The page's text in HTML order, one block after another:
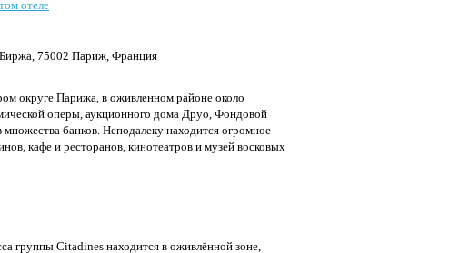
отеле
75002 Париж, Франция
округе Парижа, в оживленном районе около
оперы, аукционного дома Друо, Фондовой
банков. Неподалеку находится огромное
кафе и ресторанов, кинотеатров и музей восковых
группы Citadines находится в оживлённой зоне,